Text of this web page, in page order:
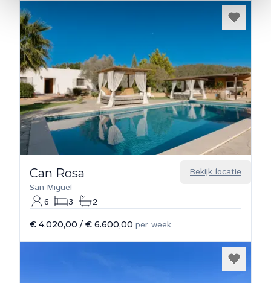
Bekijk locatie
Can Rosa
San Miguel
6
3 2
€ 4.020,00 / € 6.600,00 per week